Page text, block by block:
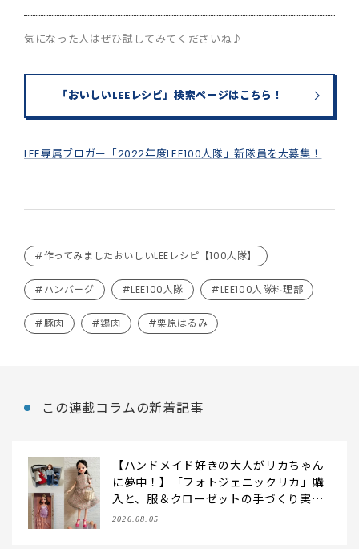
気になった人はぜひ試してみてくださいね♪
「おいしいLEEレシピ」検索ページはこちら！
LEE専属ブロガー「2022年度LEE100人隊」新隊員を大募集！
#作ってみましたおいしいLEEレシピ【100人隊】
#ハンバーグ #LEE100人隊 #LEE100人隊料理部
#豚肉 #鶏肉 #栗原はるみ
この連載コラムの新着記事
【ハンドメイド好きの大人がリカちゃん
に夢中！】「フォトジェニックリカ」購
入と、服＆クローゼットの手づくり実例
をご紹介【LEE100人隊・2026】
2026.08.05